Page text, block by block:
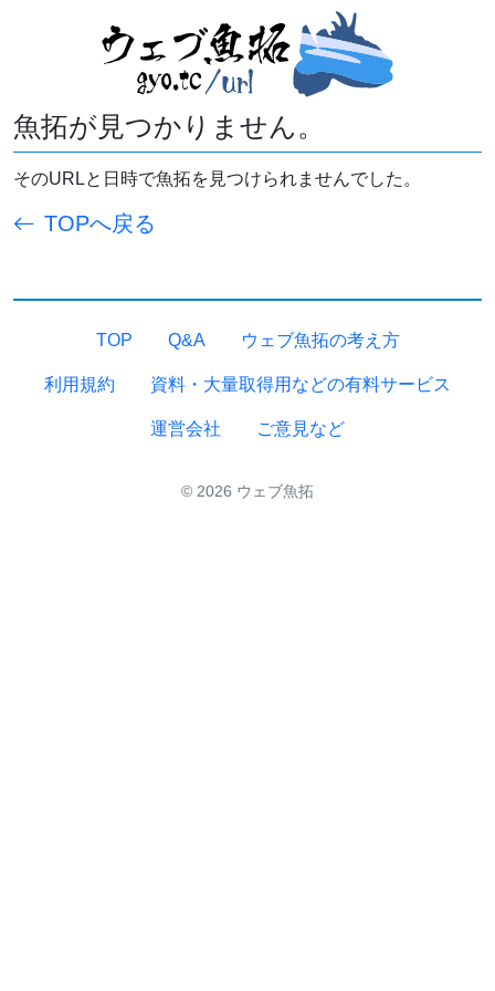
魚拓が見つかりません。
そのURLと日時で魚拓を見つけられませんでした。
TOPへ戻る
TOP Q&A ウェブ魚拓の考え方
利用規約 資料・大量取得用などの有料サービス
運営会社 ご意見など
© 2026 ウェブ魚拓